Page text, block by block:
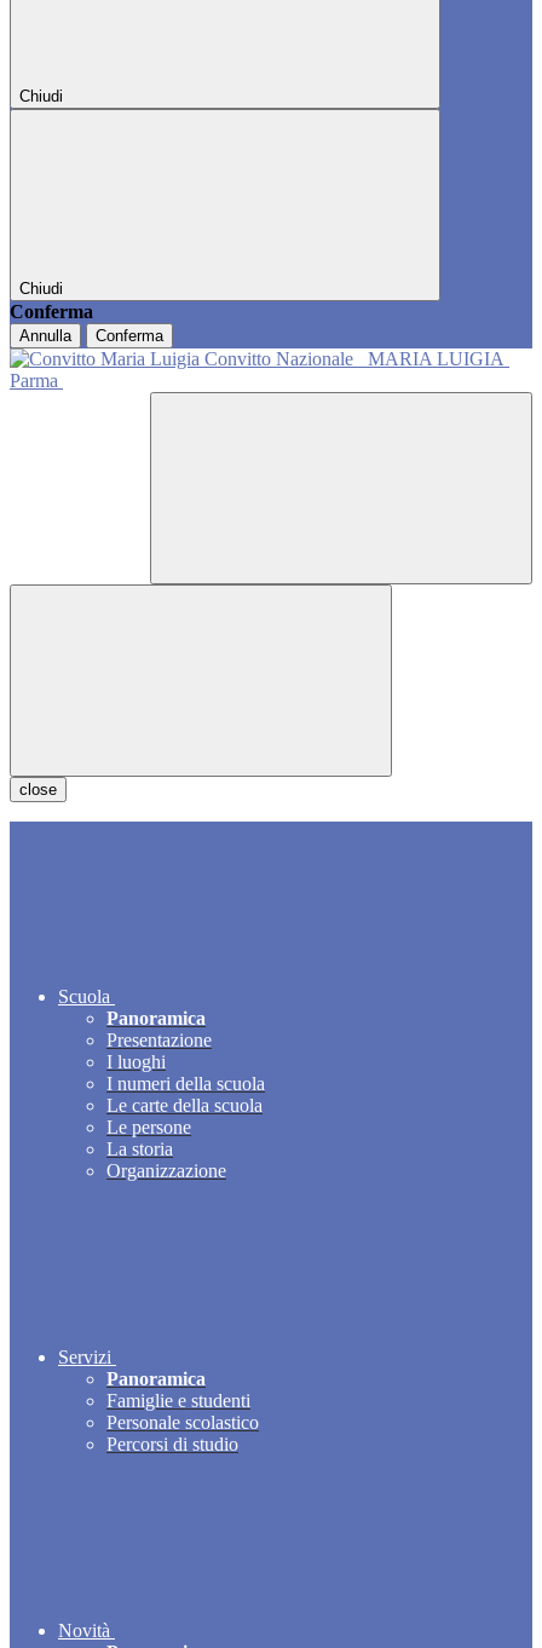
Chiudi
Chiudi
Conferma
Annulla Conferma
Convitto Nazionale
MARIA LUIGIA
Parma
close
Scuola
Panoramica
Presentazione
I luoghi
I numeri della scuola
Le carte della scuola
Le persone
La storia
Organizzazione
Servizi
Panoramica
Famiglie e studenti
Personale scolastico
Percorsi di studio
Novità